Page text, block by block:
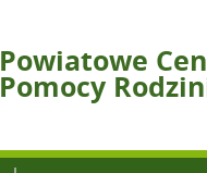
Powiatowe
Pomocy